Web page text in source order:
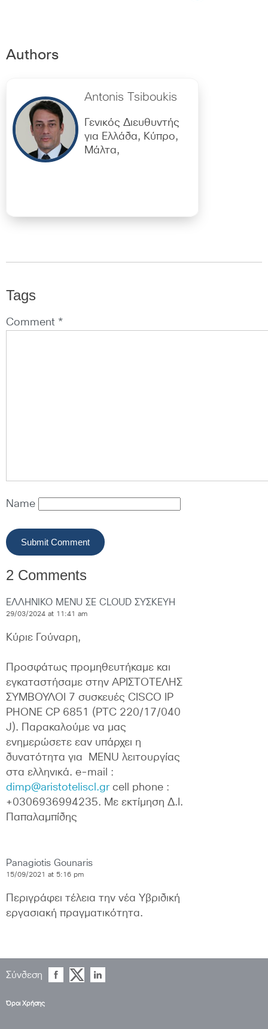
Authors
Antonis Tsiboukis
Γενικός Διευθυντής
για Ελλάδα, Κύπρο,
Μάλτα,
Tags
Comment *
Name
2 Comments
ΕΛΛΗΝΙΚΟ MENU ΣΕ CLOUD ΣΥΣΚΕΥΗ
29/03/2024 at 11:41 am
Κύριε Γούναρη,
Προσφάτως προμηθευτήκαμε και
εγκαταστήσαμε στην ΑΡΙΣΤΟΤΕΛΗΣ
ΣΥΜΒΟΥΛΟΙ 7 συσκευές CISCO IP
PHONE CP 6851 (PTC 220/17/040
J). Παρακαλούμε να μας
ενημερώσετε εαν υπάρχει η
δυνατότητα για  MENU λειτουργίας
dimp@aristoteliscl.gr cell phone :
+0306936994235. Με εκτίμηση Δ.Ι.
Παπαλαμπίδης
Panagiotis Gounaris
15/09/2021 at 5:16 pm
Περιγράφει τέλεια την νέα Υβριδική
εργασιακή πραγματικότητα.
Σύνδεση
Όροι Χρήσης